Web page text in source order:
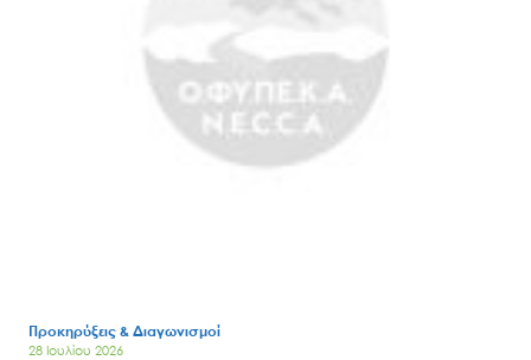
Προκηρύξεις & Διαγωνισμοί
28 Ιουλίου 2026